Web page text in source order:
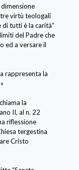
tre virtù teologali
di tutti è la carità”
del Padre che
ed a versare il
rappresenta la
la
II, al n. 22
riflessione
tergestina
Cristo